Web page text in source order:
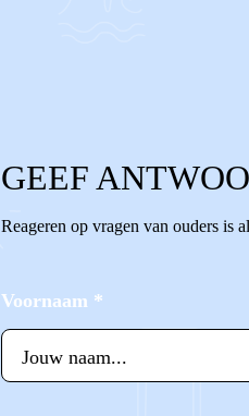
GEEF
Reageren op vragen van ouders is
Voornaam *